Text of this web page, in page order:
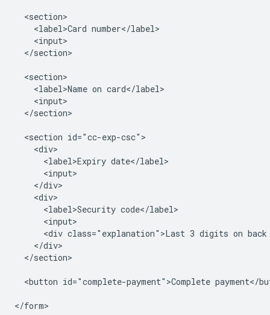
  <section>
    <label>Card number</label>
    <input>
  </section>
  <section>
    <label>Name on card</label>
    <input>
  </section>
  <section id="cc-exp-csc">
    <div>
      <label>Expiry date</label>
      <input>
    </div>
    <div>
      <label>Security code</label>
      <input>
<div class="explanation">Last 3 digits on back
    </div>
  </section>
<button id="complete-payment">Complete payment</